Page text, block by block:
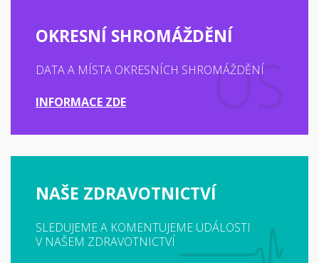
OKRESNÍ SHROMÁŽDĚNÍ
DATA A MÍSTA OKRESNÍCH SHROMÁŽDĚNÍ
INFORMACE ZDE
NAŠE ZDRAVOTNICTVÍ
SLEDUJEME A KOMENTUJEME UDÁLOSTI
V NAŠEM ZDRAVOTNICTVÍ